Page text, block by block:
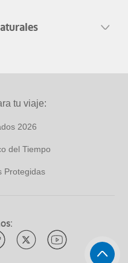
tu viaje:
2026
del Tiempo
Protegidas